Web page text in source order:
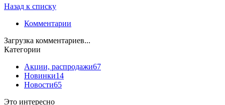
Назад к списку
Комментарии
Загрузка комментариев...
Категории
Акции, распродажи67
Новинки14
Новости65
Это интересно